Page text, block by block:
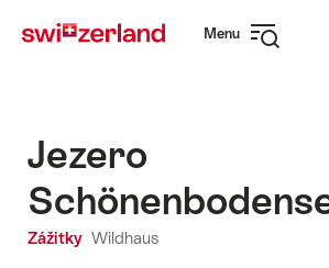
navigation
Menu
Jezero
Zážitky Wildhaus